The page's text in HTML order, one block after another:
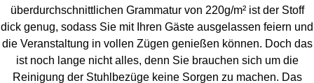
überdurchschnittlichen Grammatur von 220g/m² ist der Stoff
dick genug, sodass Sie mit Ihren Gäste ausgelassen feiern und
die Veranstaltung in vollen Zügen genießen können. Doch das
ist noch lange nicht alles, denn Sie brauchen sich um die
Reinigung der Stuhlbezüge keine Sorgen zu machen. Das